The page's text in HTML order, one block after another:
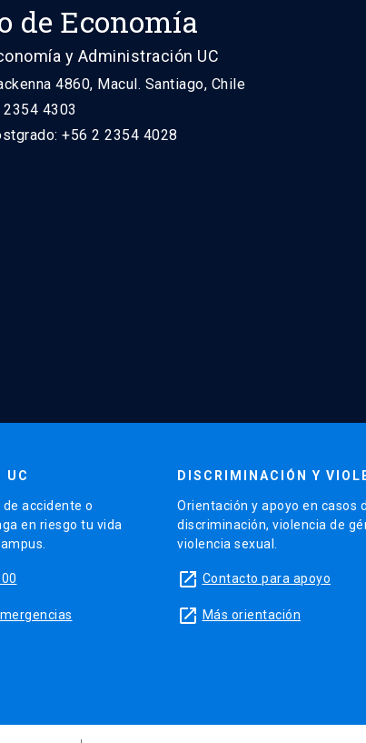
de Economía
y Administración UC
4860, Macul. Santiago, Chile
4303
+56 2 2354 4028
UC
accidente o
en riesgo tu vida
DISCRIMINACIÓN Y
Orientación y apoyo en casos
discriminación, violencia de
violencia sexual.
launch Contacto para apoyo
launch Más orientación